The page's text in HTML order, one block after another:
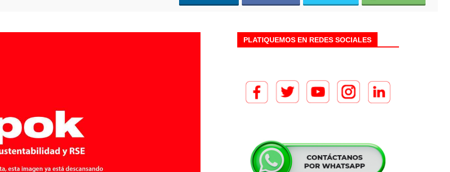
PLATIQUEMOS EN REDES SOCIALES